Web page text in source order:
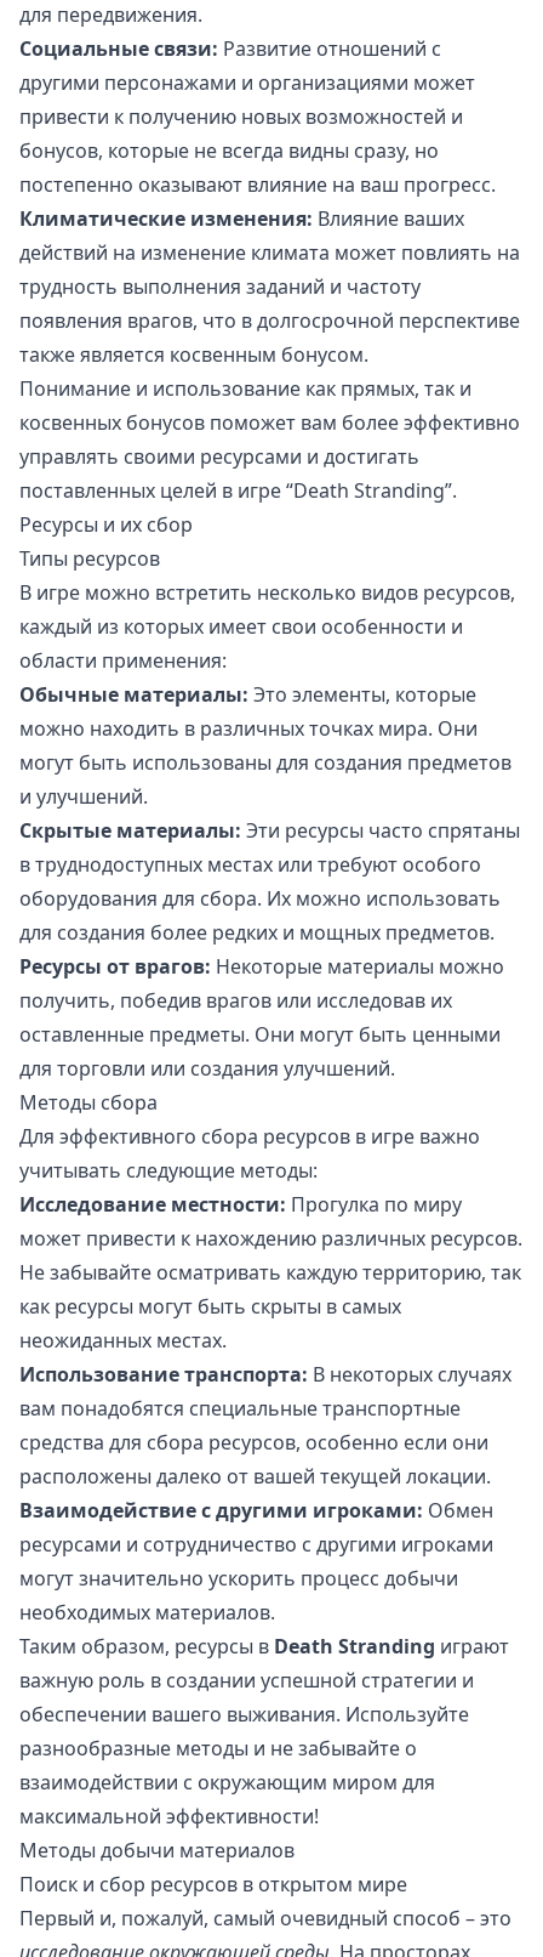
для передвижения.
Социальные связи: Развитие отношений с
другими персонажами и организациями может
привести к получению новых возможностей и
бонусов, которые не всегда видны сразу, но
постепенно оказывают влияние на ваш прогресс.
Климатические изменения: Влияние ваших
действий на изменение климата может повлиять на
трудность выполнения заданий и частоту
появления врагов, что в долгосрочной перспективе
также является косвенным бонусом.
Понимание и использование как прямых, так и
косвенных бонусов поможет вам более эффективно
управлять своими ресурсами и достигать
поставленных целей в игре “Death Stranding”.
Ресурсы и их сбор
Типы ресурсов
В игре можно встретить несколько видов ресурсов,
каждый из которых имеет свои особенности и
области применения:
Обычные материалы: Это элементы, которые
можно находить в различных точках мира. Они
могут быть использованы для создания предметов
и улучшений.
Скрытые материалы: Эти ресурсы часто спрятаны
в труднодоступных местах или требуют особого
оборудования для сбора. Их можно использовать
для создания более редких и мощных предметов.
Ресурсы от врагов: Некоторые материалы можно
получить, победив врагов или исследовав их
оставленные предметы. Они могут быть ценными
для торговли или создания улучшений.
Методы сбора
Для эффективного сбора ресурсов в игре важно
учитывать следующие методы:
Исследование местности: Прогулка по миру
может привести к нахождению различных ресурсов.
Не забывайте осматривать каждую территорию, так
как ресурсы могут быть скрыты в самых
неожиданных местах.
Использование транспорта: В некоторых случаях
вам понадобятся специальные транспортные
средства для сбора ресурсов, особенно если они
расположены далеко от вашей текущей локации.
Взаимодействие с другими игроками: Обмен
ресурсами и сотрудничество с другими игроками
могут значительно ускорить процесс добычи
необходимых материалов.
Таким образом, ресурсы в Death Stranding играют
важную роль в создании успешной стратегии и
обеспечении вашего выживания. Используйте
разнообразные методы и не забывайте о
взаимодействии с окружающим миром для
максимальной эффективности!
Методы добычи материалов
Поиск и сбор ресурсов в открытом мире
Первый и, пожалуй, самый очевидный способ – это